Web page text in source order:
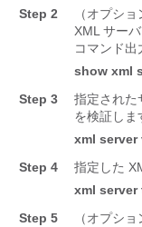
Step 2
（オプシ
XML サー
コマンド出
show xml
Step 3
指定された
を検証しま
xml server
Step 4
指定した
xml server
Step 5
（オプシ